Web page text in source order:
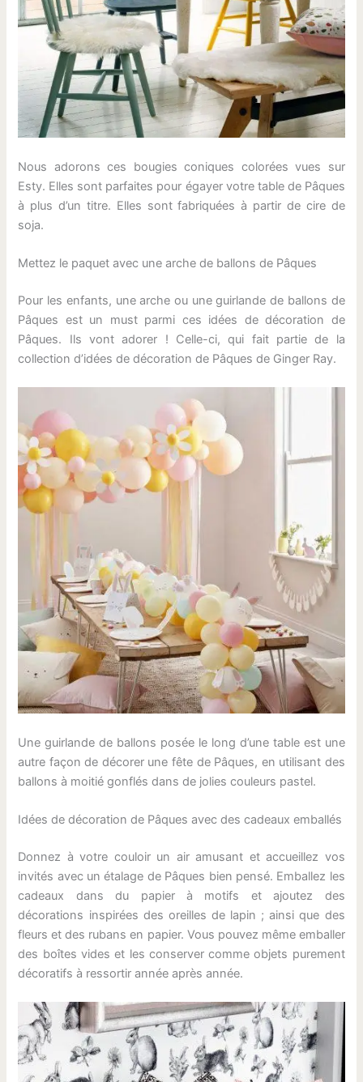
Nous adorons ces bougies coniques colorées vues sur
Esty. Elles sont parfaites pour égayer votre table de Pâques
à plus d’un titre. Elles sont fabriquées à partir de cire de
soja.
Mettez le paquet avec une arche de ballons de Pâques
Pour les enfants, une arche ou une guirlande de ballons de
Pâques est un must parmi ces idées de décoration de
Pâques. Ils vont adorer ! Celle-ci, qui fait partie de la
collection d’idées de décoration de Pâques de Ginger Ray.
Une guirlande de ballons posée le long d’une table est une
autre façon de décorer une fête de Pâques, en utilisant des
ballons à moitié gonflés dans de jolies couleurs pastel.
Idées de décoration de Pâques avec des cadeaux emballés
Donnez à votre couloir un air amusant et accueillez vos
invités avec un étalage de Pâques bien pensé. Emballez les
cadeaux dans du papier à motifs et ajoutez des
décorations inspirées des oreilles de lapin ; ainsi que des
fleurs et des rubans en papier. Vous pouvez même emballer
des boîtes vides et les conserver comme objets purement
décoratifs à ressortir année après année.